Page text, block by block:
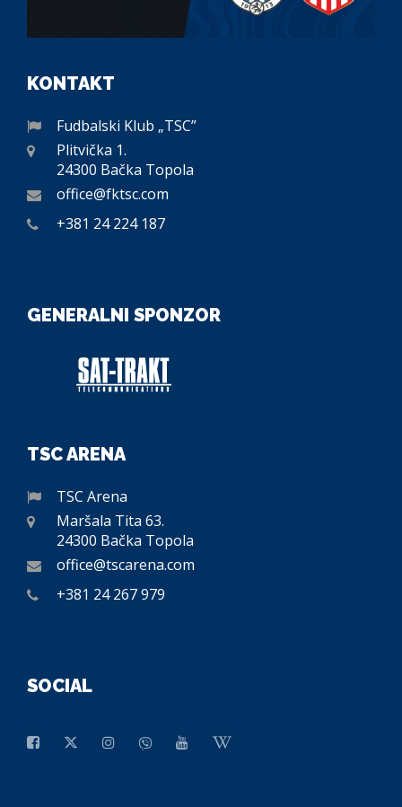
KONTAKT
Fudbalski Klub „TSC”
Plitvička 1.
24300 Bačka Topola
office@fktsc.com
+381 24 224 187
GENERALNI SPONZOR
TSC ARENA
TSC Arena
Maršala Tita 63.
24300 Bačka Topola
office@tscarena.com
+381 24 267 979
SOCIAL